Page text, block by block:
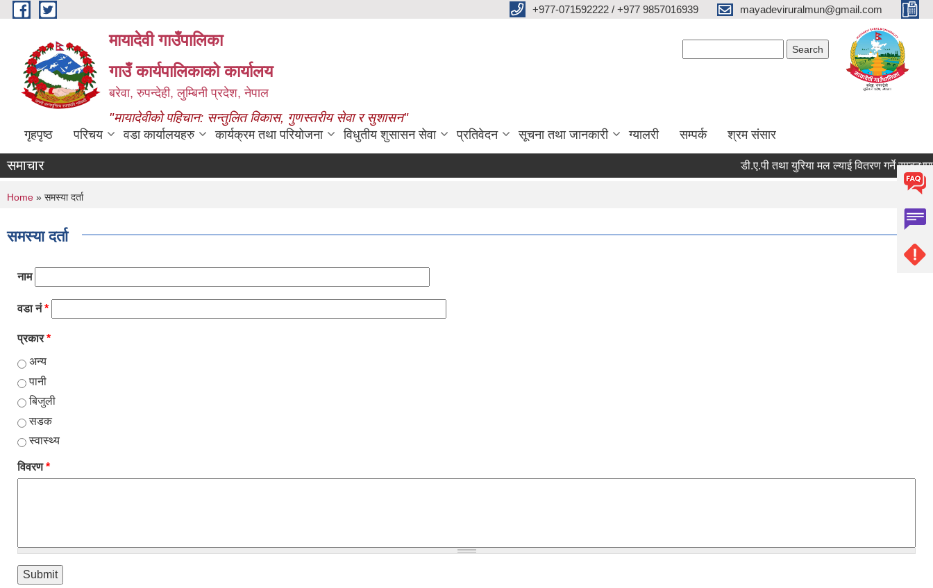
Skip to main content +977-071592222 / +977 9857016939 mayadeviruralmun@gmail.com
मायादेवी गाउँपालिका
गाउँ कार्यपालिकाको कार्यालय
बरेवा, रुपन्देही, लुम्बिनी प्रदेश, नेपाल
"मायादेवीको पहिचान: सन्तुलित विकास, गुणस्तरीय सेवा र सुशासन"
गृहपृष्ठ परिचय वडा कार्यालयहरु कार्यक्रम तथा परियोजना विधुतीय शुसासन सेवा प्रतिवेदन सूचना तथा जानकारी ग्यालरी सम्पर्क श्रम संसार
समाचार डी.ए.पी तथा युरिया मल ल्याई वितरण गर्ने सम्बन्धमा -
You are here
Home » समस्या दर्ता
समस्या दर्ता
नाम
वडा नं*
प्रकार*
अन्य
पानी
बिजुली
सडक
स्वास्थ्य
विवरण*